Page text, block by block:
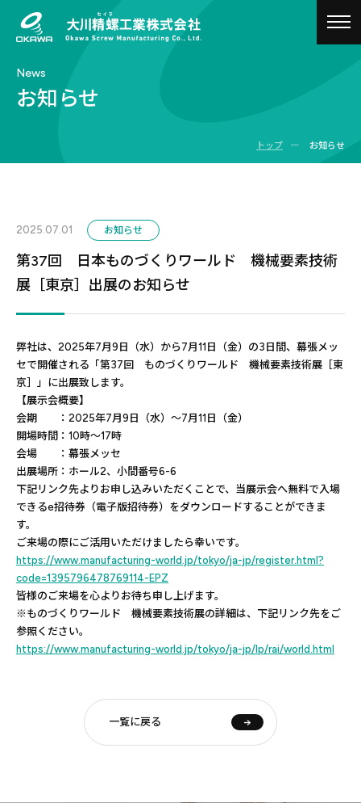
News
お知らせ
トップ ー お知らせ
2025.07.01 お知らせ
第37回 日本ものづくりワールド 機械要素技術
展［東京］出展のお知らせ
弊社は、2025年7月9日（水）から7月11日（金）の3日間、幕張メッ
セで開催される「第37回 ものづくりワールド 機械要素技術展［東
京］」に出展致します。
【展示会概要】
会期 ：2025年7月9日（水）～7月11日（金）
開場時間：10時～17時
会場 ：幕張メッセ
出展場所：ホール2、小間番号6-6
下記リンク先よりお申し込みいただくことで、当展示会へ無料で入場
できるe招待券（電子版招待券）をダウンロードすることができま
す。
ご来場の際にご活用いただけましたら幸いです。
https://www.manufacturing-world.jp/tokyo/ja-jp/register.html?
code=1395796478769114-EPZ
皆様のご来場を心よりお待ち申し上げます。
※ものづくりワールド 機械要素技術展の詳細は、下記リンク先をご
参照ください。
https://www.manufacturing-world.jp/tokyo/ja-jp/lp/rai/world.html
一覧に戻る